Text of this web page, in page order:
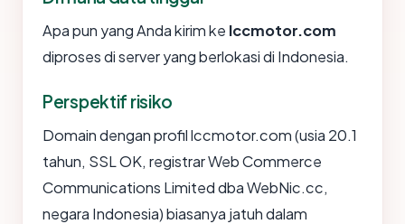
Apa pun yang Anda kirim ke lccmotor.com
diproses di server yang berlokasi di Indonesia.
Perspektif risiko
Domain dengan profil lccmotor.com (usia 20.1
tahun, SSL OK, registrar Web Commerce
Communications Limited dba WebNic.cc,
negara Indonesia) biasanya jatuh dalam